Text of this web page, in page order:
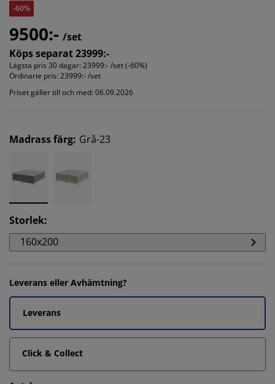
-60%
9500:- /set
Köps separat 23999:-
Lägsta pris 30 dagar: 23999:- /set (-60%)
Ordinarie pris: 23999:- /set
Priset gäller till och med: 06.09.2026
Madrass färg: Grå-23
Storlek:
160x200
Leverans eller Avhämtning?
Leverans
Click & Collect